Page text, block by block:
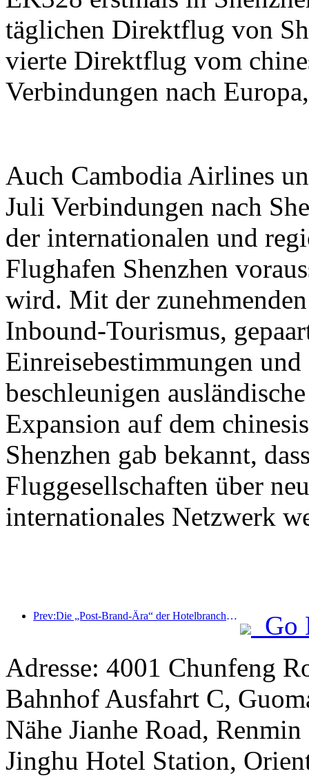
täglichen Direktflug von
vierte Direktflug vom
Verbindungen nach
Auch Cambodia Airlines
Juli Verbindungen nach
der internationalen und
Flughafen Shenzhen
wird. Mit der
Inbound-Tourismus,
Einreisebestimmungen
beschleunigen
Expansion auf dem
Shenzhen gab bekannt,
Fluggesellschaften über
internationales Netzwerk
Prev:Die „Post-Brand-Ära“ der Hotelbranche: Von der Größenausweitung zur Effizienzsteigerung
Go
Adresse: 4001 Chunfeng
Bahnhof Ausfahrt C,
Nähe Jianhe Road,
Jinghu Hotel Station,